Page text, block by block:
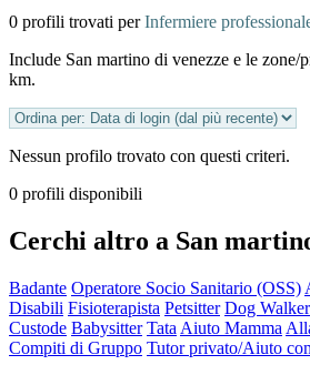
0 profili trovati perInfermiere
Include San martino di venezze e le
km.
Nessun profilo trovato con questi criteri.
0 profili disponibili
Cerchi altro a San
Badante Operatore Socio Sanitario (OSS)
Disabili Fisioterapista Petsitter Dog Walker
Custode Babysitter Tata Aiuto Mamma
Compiti di Gruppo Tutor privato/Aiuto